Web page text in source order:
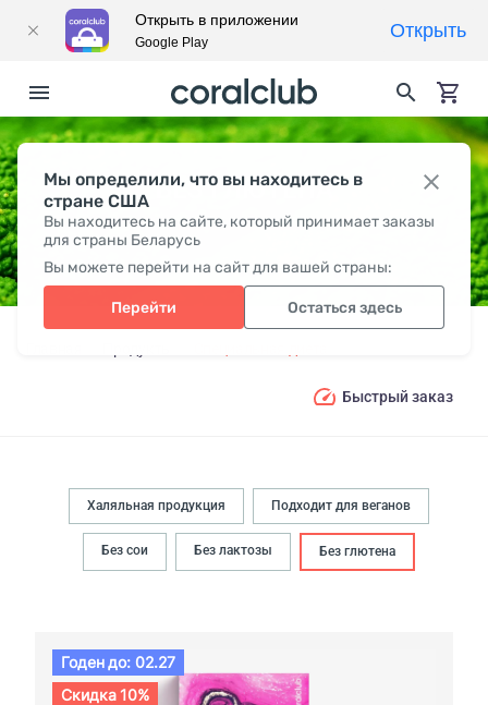
Мы определили, что вы находитесь в
стране США
Вы находитесь на сайте, который принимает заказы
для страны Беларусь
Вы можете перейти на сайт для вашей страны:
Перейти Остаться здесь
БЕЗ ГЛЮТЕНА
Быстрый заказ
Халяльная продукция Подходит для веганов
Без сои Без лактозы Без глютена
Годен до: 02.27
Скидка 10%
Открыть в приложении
Google Play
Открыть